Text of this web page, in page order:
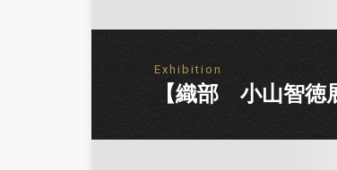
Exhibition
【織部 小山智徳